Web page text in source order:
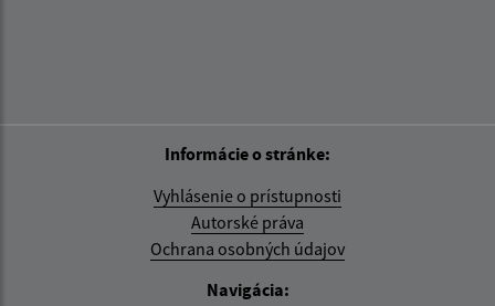
Informácie o stránke:
Vyhlásenie o prístupnosti
Autorské práva
Ochrana osobných údajov
Navigácia: